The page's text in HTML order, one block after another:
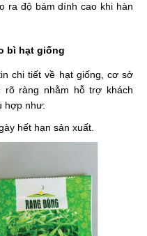
ra độ bám dính cao khi hàn
bì hạt giống
chi tiết về hạt giống, cơ sở
ràng nhằm hỗ trợ khách
hợp như:
hết hạn sản xuất.